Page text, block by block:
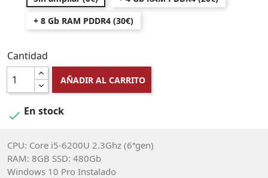
+ 8 Gb RAM PDDR4 (30€)
Cantidad
AÑADIR AL CARRITO
 En stock
CPU: Core i5-6200U 2.3Ghz (6ªgen)
RAM: 8GB SSD: 480Gb
Windows 10 Pro Instalado